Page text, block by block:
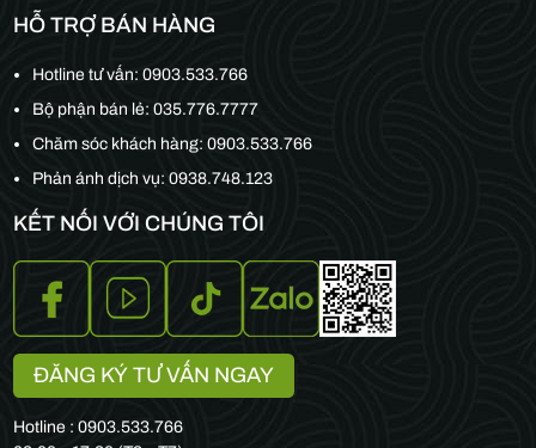
HỖ TRỢ BÁN HÀNG
Hotline tư vấn:0903.533.766
Bộ phận bán lẻ:035.776.7777
Chăm sóc khách hàng:0903.533.766
Phản ánh dịch vụ: 0938.748.123
KẾT NỐI VỚI CHÚNG TÔI
ĐĂNG KÝ TƯ VẤN NGAY
Hotline : 0903.533.766